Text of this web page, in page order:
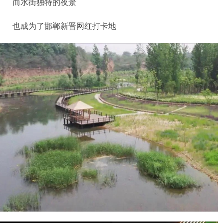
而水街独特的夜景
也成为了邯郸新晋网红打卡地